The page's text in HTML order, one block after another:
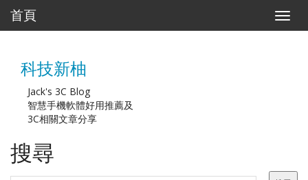
T
o
首頁
科技新柚
Jack's 3C Blog
智慧手機軟體好用推薦及
3C相關文章分享
搜尋